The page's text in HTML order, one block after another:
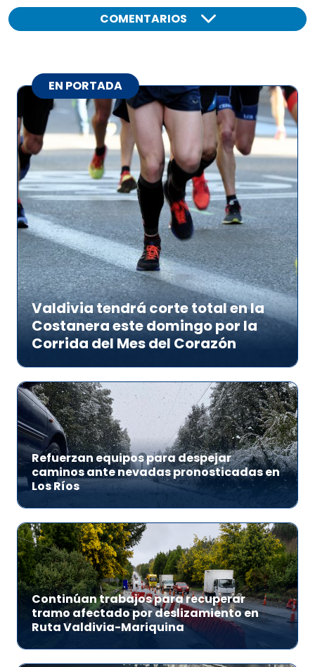
COMENTARIOS
EN PORTADA
Valdivia tendrá corte total en la
Costanera este domingo por la
Corrida del Mes del Corazón
Refuerzan equipos para despejar
caminos ante nevadas pronosticadas en
Los Ríos
Continúan trabajos para recuperar
tramo afectado por deslizamiento en
Ruta Valdivia-Mariquina